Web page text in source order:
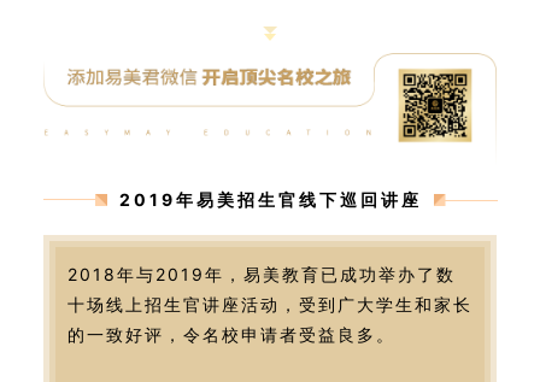
2019年易美招生官线下巡回讲座
2018年与2019年，易美教育已成功举办了数
十场线上招生官讲座活动，受到广大学生和家长
的一致好评，令名校申请者受益良多。